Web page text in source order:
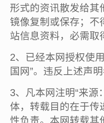
形式的资讯散发给其
镜像复制或保存；不
站信息资料，必需取
2、已经本网授权使
国网”。违反上述声
3、凡本网注明“来源
体，转载目的在于传
性负责。本网转载其